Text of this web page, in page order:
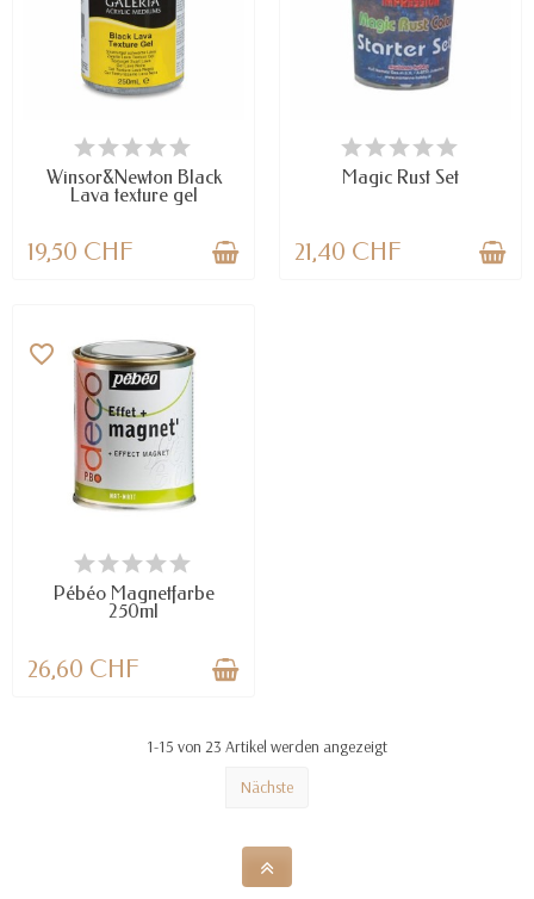
VERFÜGBAR
Winsor&Newton Black
Lava texture gel
19,50 CHF
VERFÜGBAR
Magic Rust Set
21,40 CHF
VERFÜGBAR
favorite_border
Pébéo Magnetfarbe
250ml
26,60 CHF
1-15 von 23 Artikel werden angezeigt
Nächste